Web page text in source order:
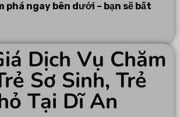
phá ngay bên dưới – bạn sẽ bất
Dịch Vụ Chăm
Sơ Sinh, Trẻ
Tại Dĩ An